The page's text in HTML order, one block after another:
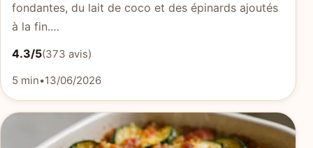
fondantes, du lait de coco et des épinards ajoutés
à la fin.…
4.3/5(373 avis)
5 min•13/06/2026